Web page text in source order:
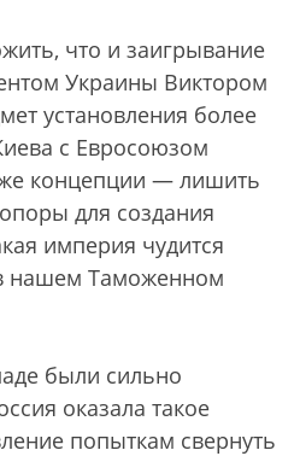
что и заигрывание
Украины Виктором
установления более
с Евросоюзом
концепции — лишить
для создания
империя чудится
нашем Таможенном
были сильно
оказала такое
попыткам свернуть